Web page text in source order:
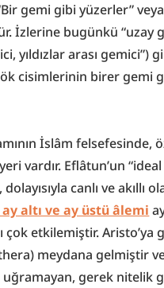
gemi gibi yüzerler”
İzlerine bugünkü “uzay
yıldızlar arası
cisimlerinin birer gemi
İslâm felsefesinde,
vardır. Eflâtun’un
canlı ve akıllı
ay altı ve ay üstü âlemi
çok etkilemiştir. Aristo’ya
meydana gelmiştir
gerek nitelik